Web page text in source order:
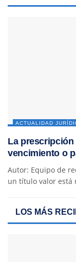
ACTUALIDAD
La prescripción
vencimiento o
Autor: Equipo de
un título valor está
LOS MÁS